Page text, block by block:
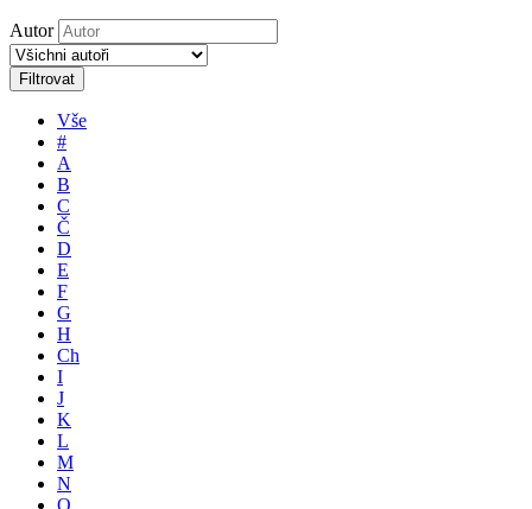
Autor
Filtrovat
Vše
#
A
B
C
Č
D
E
F
G
H
Ch
I
J
K
L
M
N
O